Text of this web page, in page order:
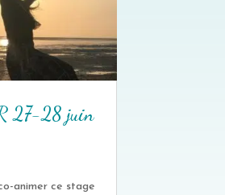
27-28 juin
animer ce stage